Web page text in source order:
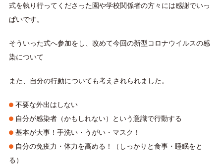
式を執り行ってくださった園や学校関係者の方々には感謝でいっ
ぱいです。
そういった式へ参加をし、改めて今回の新型コロナウイルスの感
染について
また、自分の行動についても考えされられました。
不要な外出はしない
自分が感染者（かもしれない）という意識で行動する
基本が大事！手洗い・うがい・マスク！
自分の免疫力・体力を高める！（しっかりと食事・睡眠をと
る）